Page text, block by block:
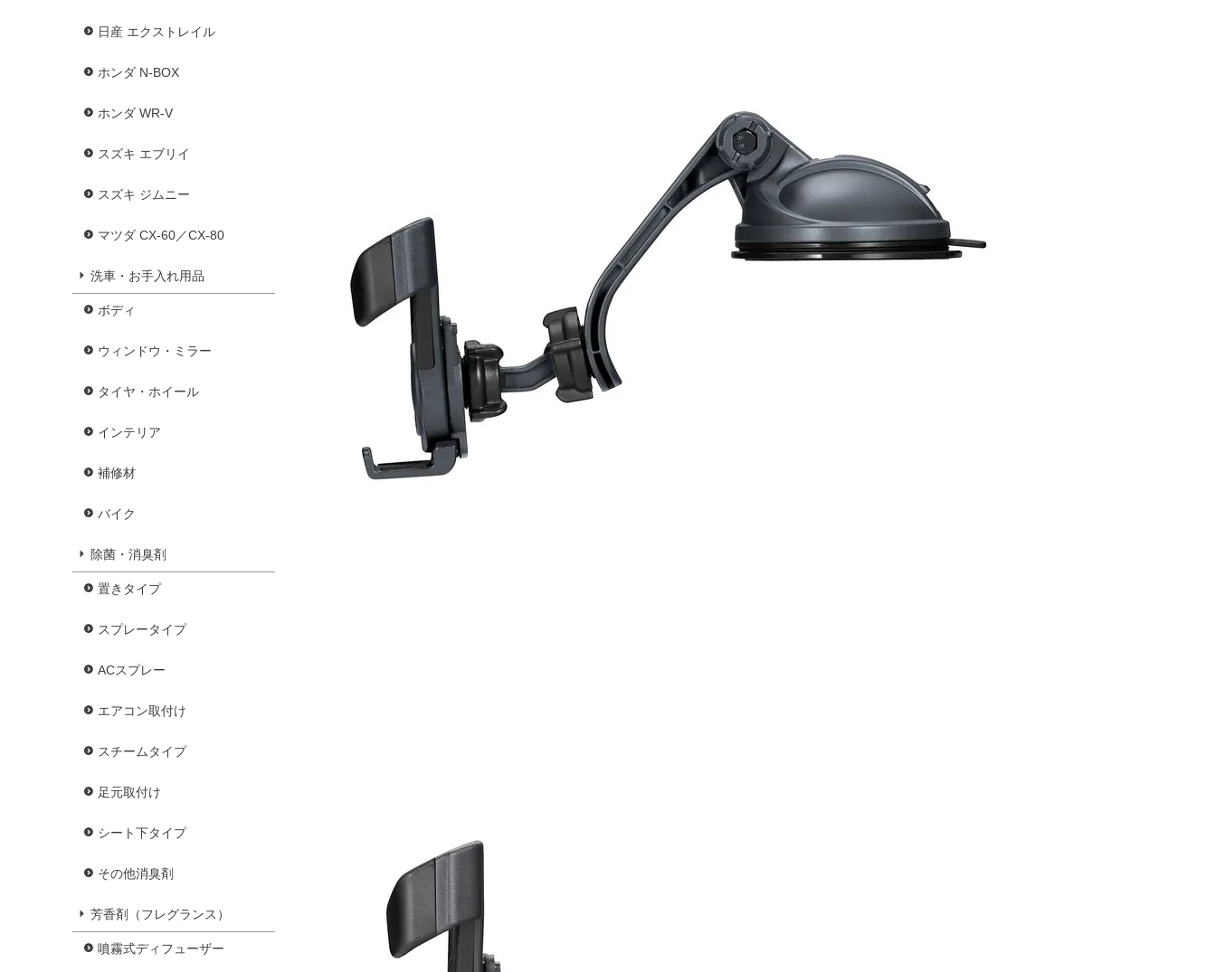
日産 エクストレイル
ホンダ N-BOX
ホンダ WR-V
スズキ エブリイ
スズキ ジムニー
マツダ CX-60／CX-80
洗車・お手入れ用品
ボディ
ウィンドウ・ミラー
タイヤ・ホイール
インテリア
補修材
バイク
除菌・消臭剤
置きタイプ
スプレータイプ
ACスプレー
エアコン取付け
スチームタイプ
足元取付け
シート下タイプ
その他消臭剤
芳香剤（フレグランス）
噴霧式ディフューザー